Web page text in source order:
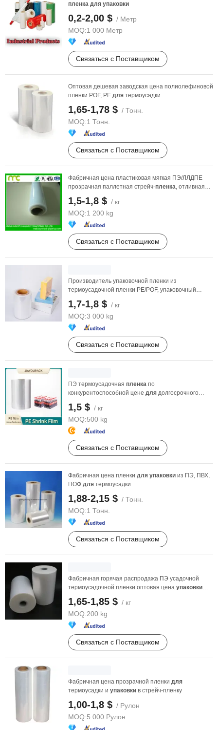
пленка для упаковки
0,2-2,00 $ / Метр
MOQ:1 000 Метр
Связаться с Поставщиком
Оптовая дешевая заводская цена полиолефиновой
пленки POF, PE для термоусадки
1,65-1,78 $ / Тонн.
MOQ:1 Тонн.
Связаться с Поставщиком
Фабричная цена пластиковая мягкая ПЭ/ЛЛДПЕ
прозрачная паллетная стрейч-пленка, отливная
1,5-1,8 $ / кг
MOQ:1 200 kg
Связаться с Поставщиком
Производитель упаковочной пленки из
термоусадочной пленки PE/POF, упаковочный
материал, лучшая цена
1,7-1,8 $ / кг
MOQ:3 000 kg
Связаться с Поставщиком
ПЭ термоусадочная пленка по
конкурентоспособной цене для долгосрочного
партнерства, прозрачная ПЭ ...
1,5 $ / кг
MOQ:500 kg
Связаться с Поставщиком
Фабричная цена пленки для упаковки из ПЭ, ПВХ,
ПОФ для термоусадки
1,88-2,15 $ / Тонн.
MOQ:1 Тонн.
Связаться с Поставщиком
Фабричная горячая распродажа ПЭ усадочной
термоусадочной пленки оптовая цена упаковки
1,65-1,85 $ / кг
MOQ:200 kg
Связаться с Поставщиком
Фабричная цена прозрачной пленки для
термоусадки и упаковки в стрейч-пленку
1,00-1,8 $ / Рулон
MOQ:5 000 Рулон